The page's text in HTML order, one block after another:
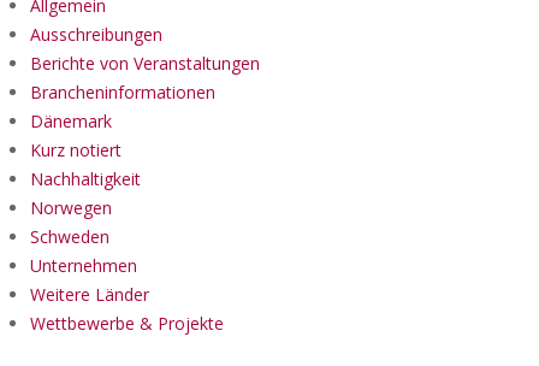
Allgemein
Ausschreibungen
Berichte von Veranstaltungen
Brancheninformationen
Dänemark
Kurz notiert
Nachhaltigkeit
Norwegen
Schweden
Unternehmen
Weitere Länder
Wettbewerbe & Projekte